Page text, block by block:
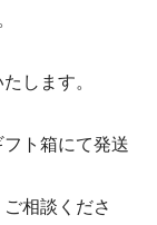
します。
ト箱にて発送
相談くださ